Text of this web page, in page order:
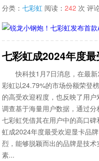
分类：七彩虹 阅读：242 次 评
七彩虹成2024年度
快科技1月7日消息，在最
彩虹以24.79%的市场份额荣登
的高受欢迎程度，也反映了用
调查基于海量用户数据，通过分
七彩虹凭借其在用户中的高口
虹成2024年度最受欢迎显卡品
烈，能够脱颖而出的品牌是技
素...